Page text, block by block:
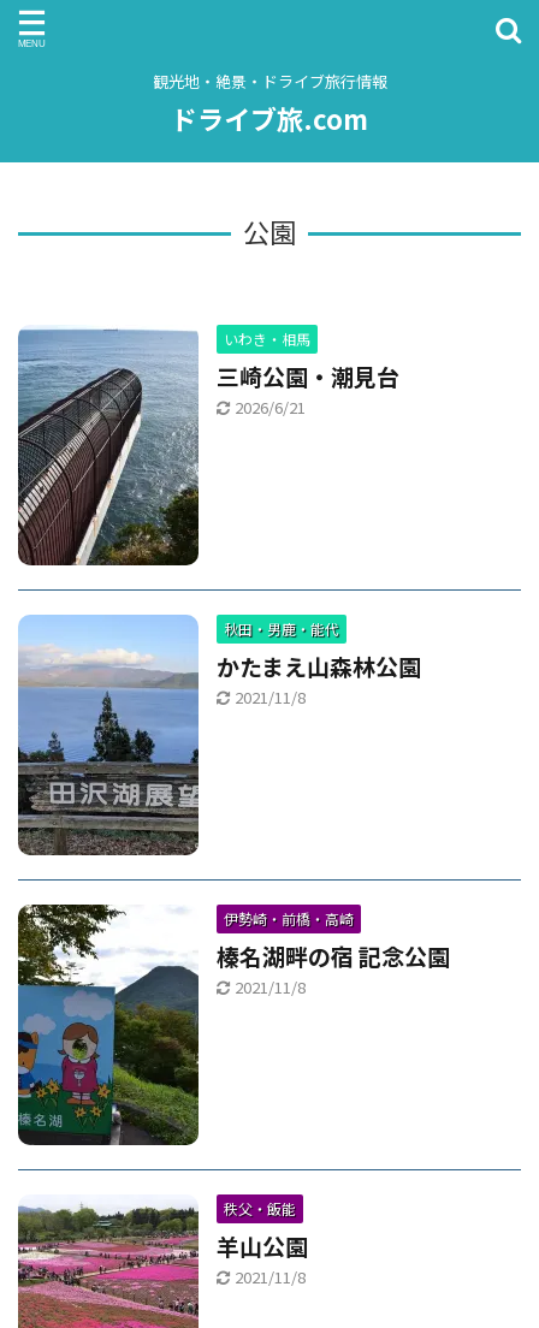
観光地・絶景・ドライブ旅行情報
ドライブ旅.com
公園
いわき・相馬
三崎公園・潮見台
2026/6/21
秋田・男鹿・能代
かたまえ山森林公園
2021/11/8
伊勢崎・前橋・高崎
榛名湖畔の宿 記念公園
2021/11/8
秩父・飯能
羊山公園
2021/11/8